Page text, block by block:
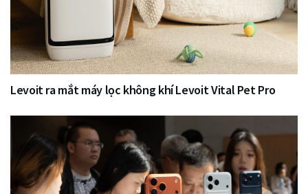
Levoit ra mắt máy lọc không khí Levoit Vital Pet Pro